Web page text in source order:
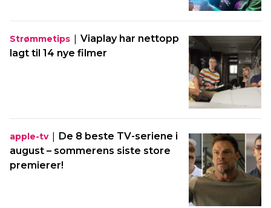
Strømmetips | Viaplay har nettopp
lagt til 14 nye filmer
apple-tv| De 8 beste TV-seriene i
august – sommerens siste store
premierer!